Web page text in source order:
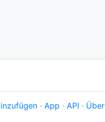
· App · API · Über